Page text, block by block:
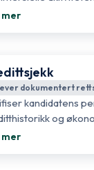
mer
dokumentert
kandidatens
og
mer